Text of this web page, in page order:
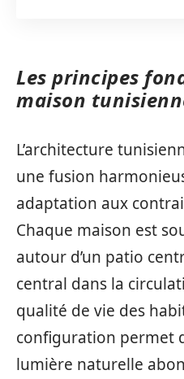
Les principes
maison
L’architecture
une fusion
adaptation aux
Chaque maison est
autour d’un patio
central dans la
qualité de vie des
configuration permet
lumière naturelle